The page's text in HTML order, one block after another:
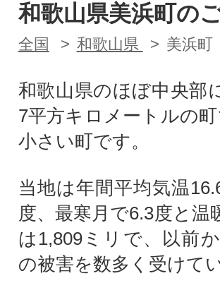
和歌山県美浜町の
全国 和歌山県 美浜町
和歌山県のほぼ中央部
7平方キロメートルの
小さい町です。
当地は年間平均気温
度、最寒月で6.3度と温
は1,809ミリで、以前
の被害を数多く受けて